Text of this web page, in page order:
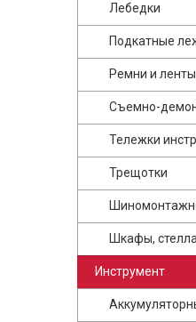
Лебедки
Подкатные
Ремни и
Съемно-
Тележки
Трещотки
Шкафы,
Инструмент